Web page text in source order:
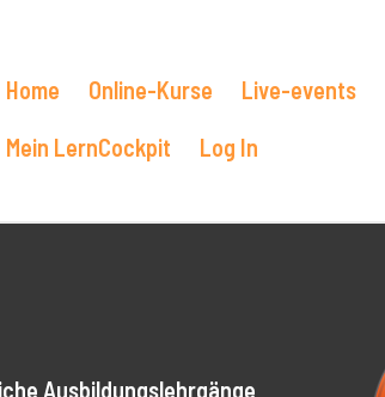
Home Online-Kurse Live-events
Mein LernCockpit
Log In
Ausbildungslehrgänge